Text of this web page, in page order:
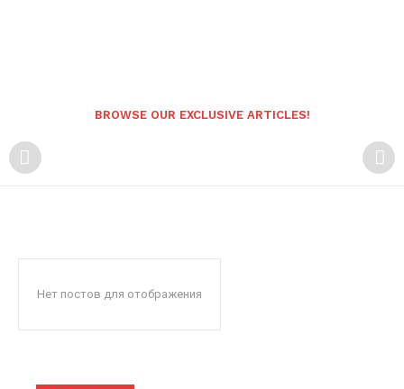
BROWSE OUR EXCLUSIVE ARTICLES!
Нет постов для отображения